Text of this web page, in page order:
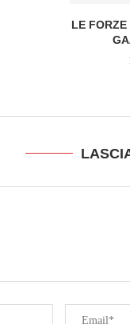
LE FORZE